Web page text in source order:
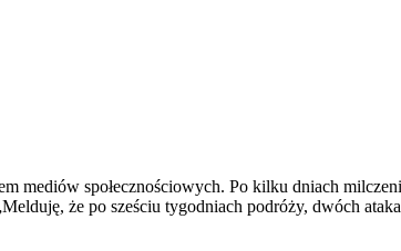
mediów społecznościowych. Po kilku dniach
że po sześciu tygodniach podróży, dwóch